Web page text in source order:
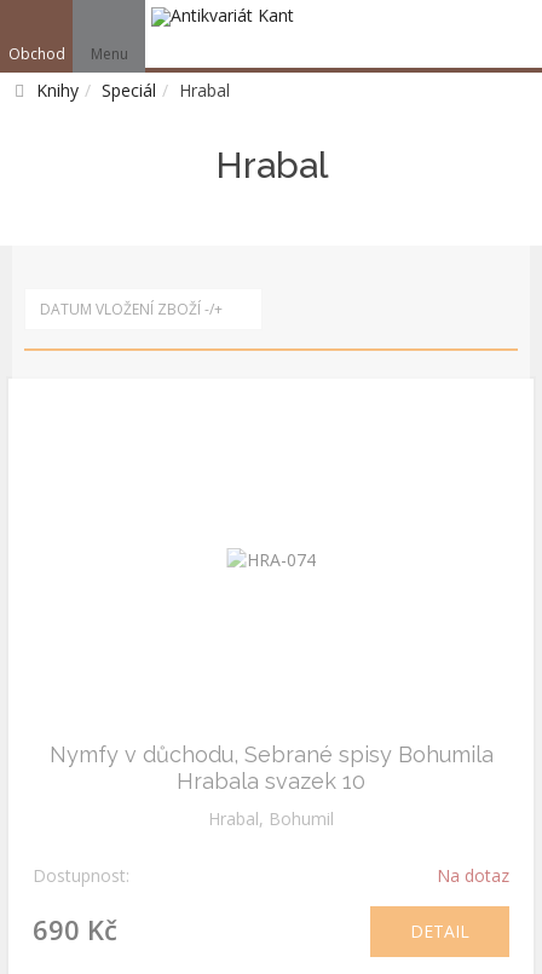
Obchod Menu
Knihy Speciál Hrabal
Hrabal
DATUM VLOŽENÍ ZBOŽÍ -/+
Nymfy v důchodu, Sebrané spisy Bohumila
Hrabala svazek 10
Hrabal, Bohumil
Dostupnost: Na dotaz
690 Kč DETAIL